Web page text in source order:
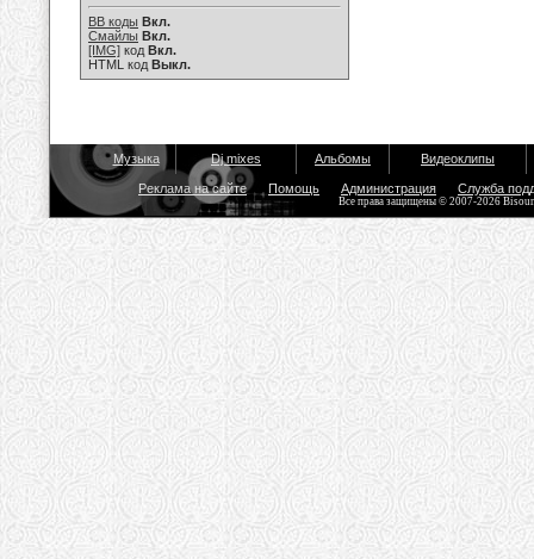
BB коды Вкл.
Смайлы Вкл.
[IMG] код Вкл.
HTML код Выкл.
Музыка Dj mixes Альбомы Видеоклипы
Реклама на сайте Помощь Администрация Служба
Все права защищены © 2007-2026